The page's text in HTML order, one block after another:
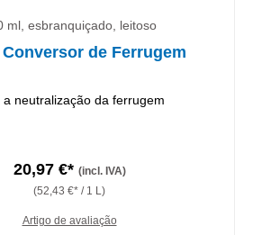
ml, esbranquiçado, leitoso
de Ferrugem
a neutralização da ferrugem
20,97 €* (incl. IVA)
(52,43 €* / 1 L)
Artigo de avaliação